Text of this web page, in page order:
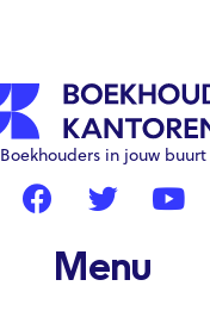
Boekhouders in jouw buurt
Menu